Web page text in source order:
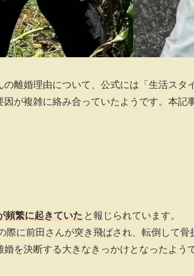
離婚理由について、公式には「生活スタ
が複雑に絡み合っていたようです。本記
頻繁に起きていた と報じられています。
際に前田さんが突き飛ばされ、転倒して
を決断する大きなきっかけとなったよう